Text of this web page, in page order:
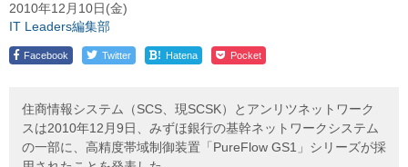
2010年12月10日(金)
IT Leaders編集部
Facebook Twitter ! Hatena Pocket
住商情報システム（SCS、現SCSK）とアンリツネットワーク
スは2010年12月9日、みずほ銀行の基幹ネットワークシステム
の一部に、高精度帯域制御装置「PureFlow GS1」シリーズが採